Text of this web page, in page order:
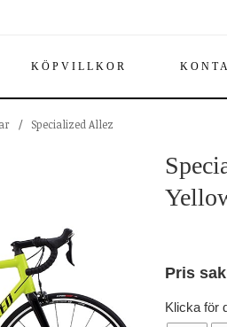
KÖPVILLKOR
/ Specialized Allez
Pris
Klicka för